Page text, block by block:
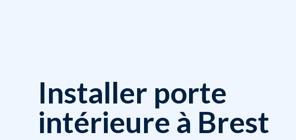
Installer porte
intérieure à Brest